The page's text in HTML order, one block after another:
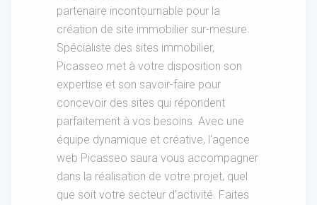
partenaire incontournable pour la
création de site immobilier sur-mesure.
Spécialiste des sites immobilier,
Picasseo met à votre disposition son
expertise et son savoir-faire pour
concevoir des sites qui répondent
parfaitement à vos besoins. Avec une
équipe dynamique et créative, l'agence
web Picasseo saura vous accompagner
dans la réalisation de votre projet, quel
que soit votre secteur d'activité. Faites